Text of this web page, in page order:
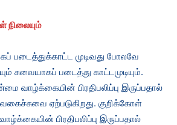
நிலையும்
படைத்துக்காட்ட முடிவது போலவே
சுவையாகப் படைத்து காட்டமுடியும்.
வாழ்க்கையின் பிரதிபலிப்பு இருப்பதால்
ஏற்படுகிறது. குறிக்கோள்
பிரதிபலிப்பு இருப்பதால்